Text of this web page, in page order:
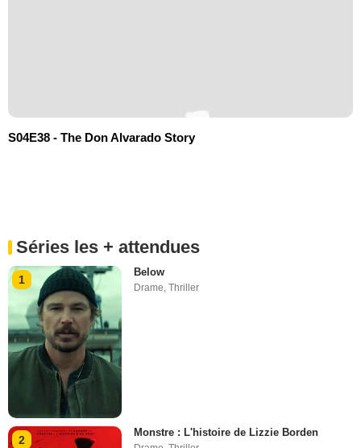
S04E38 - The Don Alvarado Story
Séries les + attendues
1
Below
Drame,Thriller
2
Monstre : L'histoire de Lizzie Borden